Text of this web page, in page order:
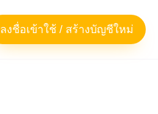
ลงชื่อเข้าใช้ / สร้างบัญชีใหม่